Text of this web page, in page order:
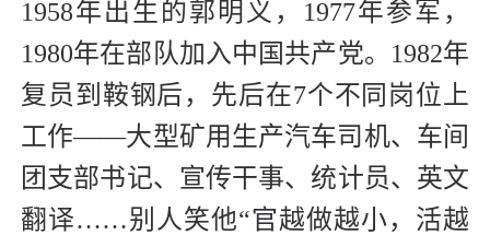
1958年出生的郭明义，1977年参军，
1980年在部队加入中国共产党。1982年
复员到鞍钢后，先后在7个不同岗位上
工作——大型矿用生产汽车司机、车间
团支部书记、宣传干事、统计员、英文
翻译……别人笑他“官越做越小，活越